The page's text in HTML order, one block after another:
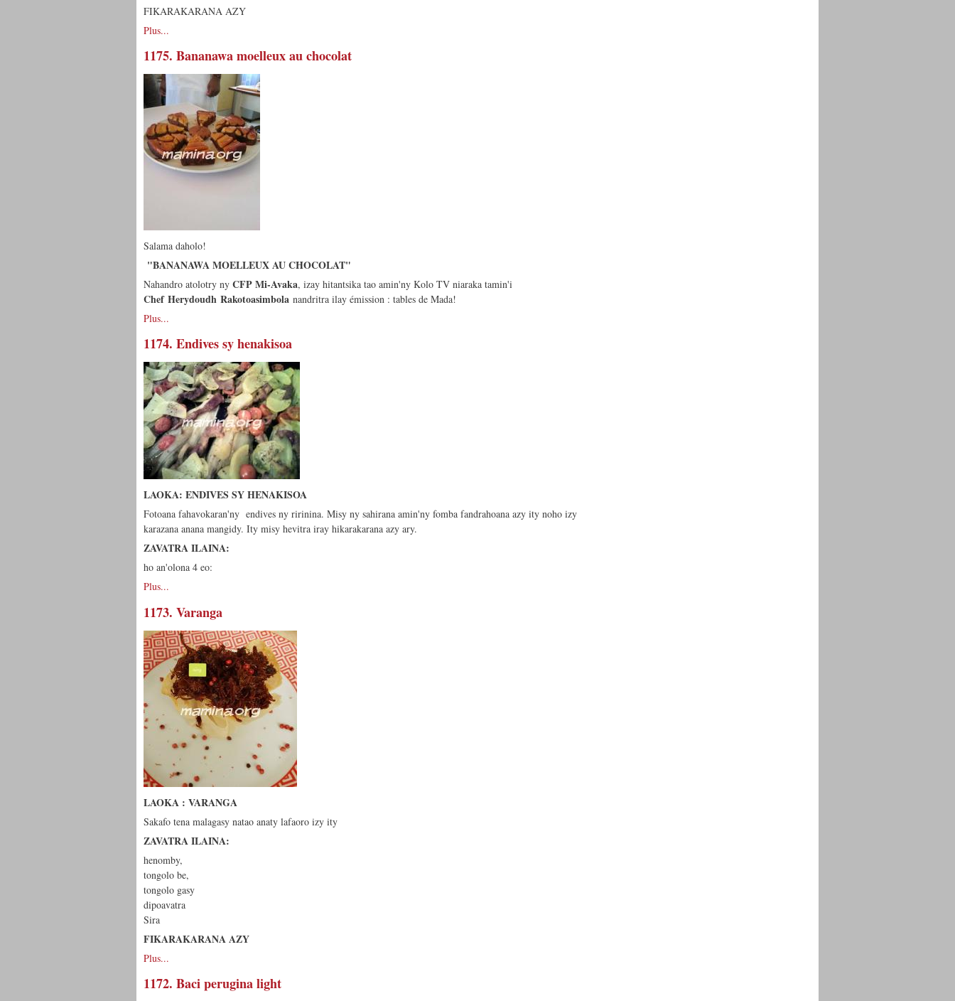
FIKARAKARANA AZY
Plus...
1175. Bananawa moelleux au chocolat
Salama daholo!
"BANANAWA MOELLEUX AU CHOCOLAT"
Nahandro atolotry ny CFP Mi-Avaka, izay hitantsika tao amin'ny Kolo TV niaraka tamin'i
Chef Herydoudh Rakotoasimbola nandritra ilay émission : tables de Mada!
Plus...
1174. Endives sy henakisoa
LAOKA: ENDIVES SY HENAKISOA
Fotoana fahavokaran'ny endives ny ririnina. Misy ny sahirana amin'ny fomba fandrahoana azy ity noho izy
karazana anana mangidy. Ity misy hevitra iray hikarakarana azy ary.
ZAVATRA ILAINA:
ho an'olona 4 eo:
Plus...
1173. Varanga
LAOKA : VARANGA
Sakafo tena malagasy natao anaty lafaoro izy ity
ZAVATRA ILAINA:
henomby,
tongolo be,
tongolo gasy
dipoavatra
Sira
FIKARAKARANA AZY
Plus...
1172. Baci perugina light